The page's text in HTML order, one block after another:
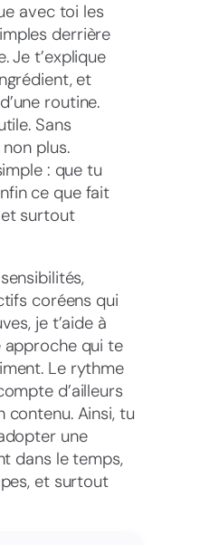
avec toi les
derrière
Je t’explique
et
routine.
Sans
plus.
: que tu
ce que fait
surtout
coréens qui
je t’aide à
qui te
Le rythme
d’ailleurs
contenu. Ainsi, tu
une
dans le temps,
et surtout